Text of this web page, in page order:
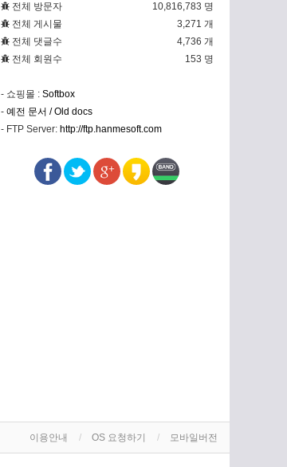
전체 방문자
10,816,783 명
전체 게시물
3,271 개
전체 댓글수
4,736 개
전체 회원수
153 명
- 쇼핑몰 : Softbox
- 예전 문서 / Old docs
- FTP Server: http://ftp.hanmesoft.com
이용안내 OS 요청하기 모바일버전